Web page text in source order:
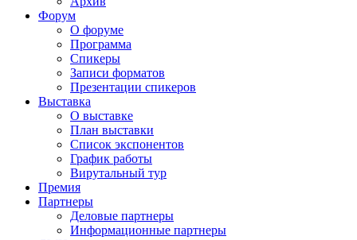
Форум
О форуме
Программа
Спикеры
Записи форматов
Презентации спикеров
Выставка
О выставке
План выставки
Список экспонентов
График работы
Вирутальный тур
Премия
Партнеры
Деловые партнеры
Информационные партнеры